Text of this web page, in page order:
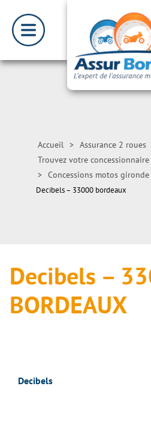
Accueil > Assurance 2 roues
Trouvez votre concessionnaire
> Concessions motos gironde
Decibels – 33000 bordeaux
Decibels –
BORDEAUX
Decibels